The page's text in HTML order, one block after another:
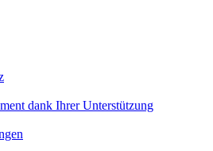
dank Ihrer Unterstützung